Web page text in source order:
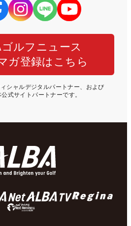
ルフニュース
ガ登録はこちら
シャルデジタルパートナー、および
式サイトパートナーです。